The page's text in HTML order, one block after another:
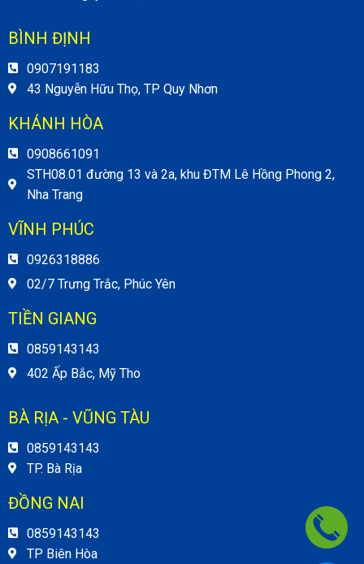
BÌNH ĐỊNH
0907191183
43 Nguyễn Hữu Thọ, TP Quy Nhơn
KHÁNH HÒA
0908661091
STH08.01 đường 13 và 2a, khu ĐTM Lê Hồng Phong 2,
Nha Trang
VĨNH PHÚC
0926318886
02/7 Trưng Trắc, Phúc Yên
TIỀN GIANG
0859143143
402 Ấp Bắc, Mỹ Tho
BÀ RỊA - VŨNG TÀU
0859143143
TP. Bà Rịa
ĐỒNG NAI
0859143143
TP Biên Hòa